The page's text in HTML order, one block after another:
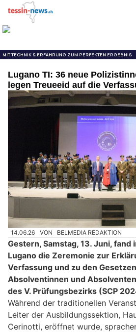
Lugano TI: 36 neue
legen Treueeid auf die
14.06.26 VON BELMEDIA REDAKTION
Gestern, Samstag, 13. Juni, fand
Lugano die Zeremonie zur
Verfassung und zu den
Absolventinnen und
des V. Prüfungsbezirks (SCP
Während der traditionellen
Leiter der Ausbildungssektion,
Cerinotti, eröffnet wurde,